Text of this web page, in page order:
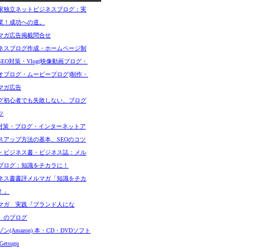
独立ネットビジネスブログ：実
！成功への道。
ガ広告掲載問合せ
スブログ作成・ホームページ制
対策・Vlog(映像動画ブログ・
ブログ・ムービーブログ)制作・
ガ広告
初心者でも失敗しない、ブログ
策・ブログ・インターネットア
アップ方法の基本、SEOのコツ
ビジネス書・ビジネス誌：メル
ログ：知識をチカラに！
ス書書評メルマガ「知識をチカ
」
ガ 実践『ブランド人にな
のブログ
ン(Amazon) 本・CD・DVDソフト